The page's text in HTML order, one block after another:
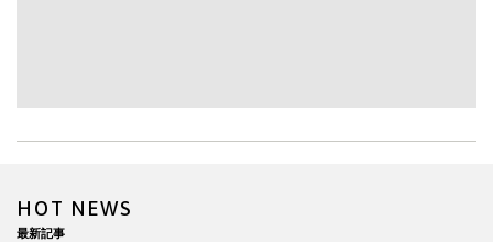
HOT NEWS
最新記事